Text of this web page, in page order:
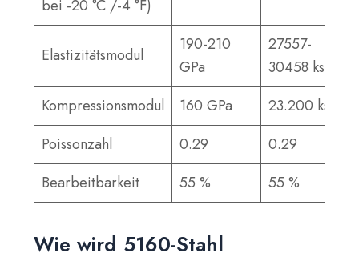
bei -20 °C /-4 °F)
Elastizitätsmodul
190-210
GPa
27557-
30458 ksi
Kompressionsmodul
160 GPa
23.200 ksi
Poissonzahl
0.29
0.29
Bearbeitbarkeit
55 % 55 %
Wie wird 5160-Stahl